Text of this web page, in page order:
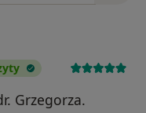
Grzegorza.